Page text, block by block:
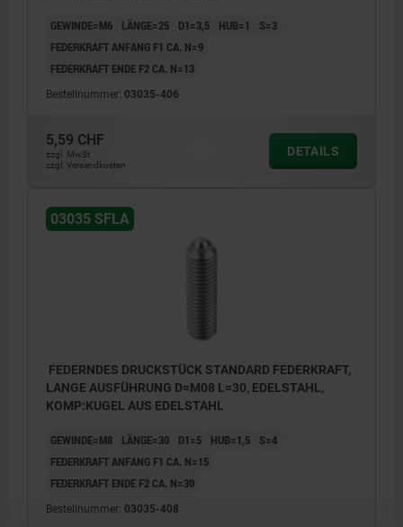
GEWINDE=M6 LÄNGE=25 D1=3,5 HUB=1
S=3
FEDERKRAFT ANFANG F1 CA. N=9
FEDERKRAFT ENDE F2 CA. N=13
Bestellnummer: 03035-406
5,59 CHF
zzgl. MwSt.
zzgl. Versandkosten
DETAILS
03035 SFLA
FEDERNDES DRUCKSTÜCK STANDARD FEDERKRAFT,
LANGE AUSFÜHRUNG D=M08 L=30, EDELSTAHL,
KOMP:KUGEL AUS EDELSTAHL
GEWINDE=M8 LÄNGE=30 D1=5 HUB=1,5
S=4
FEDERKRAFT ANFANG F1 CA. N=15
FEDERKRAFT ENDE F2 CA. N=30
Bestellnummer: 03035-408